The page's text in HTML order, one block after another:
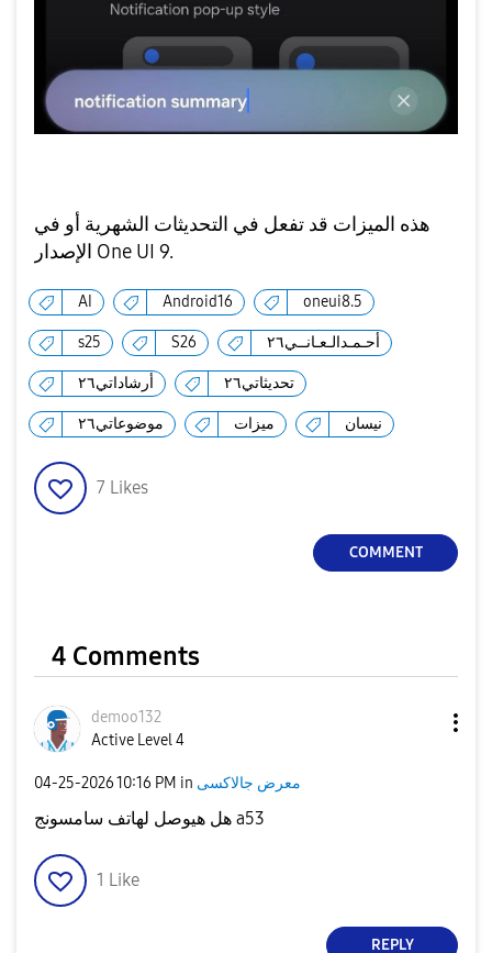
هذه الميزات قد تفعل في التحديثات الشهرية أو في
الإصدار One UI 9.
AI Android16 oneui8.5
s25 S26 أحـمـدالـعـانــي٢٦
أرشاداتي٢٦ تحديثاتي٢٦
موضوعاتي٢٦ ميزات نيسان
7 Likes
COMMENT
4 Comments
demoo132
Active Level 4
‎04-25-202610:16 PM in معرض جالاكسى
هل هيوصل لهاتف سامسونج a53
1 Like
REPLY